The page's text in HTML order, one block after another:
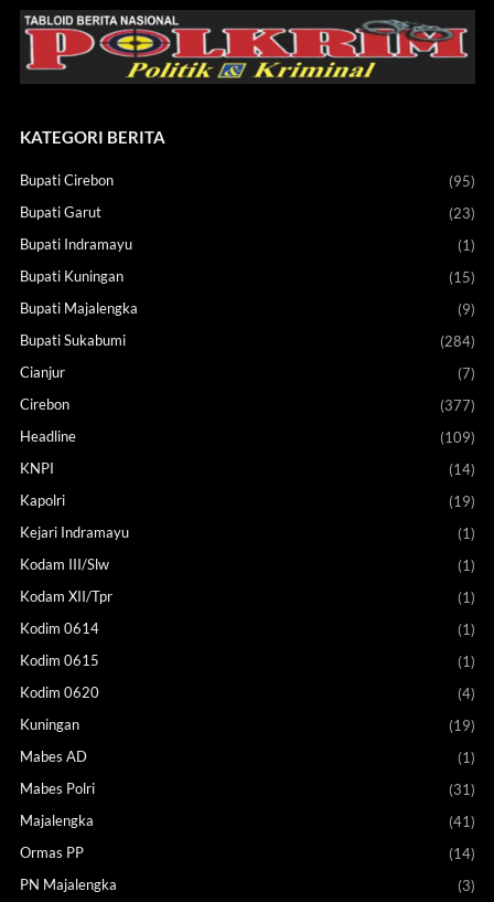
KATEGORI BERITA
Bupati Cirebon
(95)
Bupati Garut
(23)
Bupati Indramayu
(1)
Bupati Kuningan
(15)
Bupati Majalengka
(9)
Bupati Sukabumi
(284)
Cianjur
(7)
Cirebon
(377)
Headline
(109)
KNPI
(14)
Kapolri
(19)
Kejari Indramayu
(1)
Kodam III/Slw
(1)
Kodam XII/Tpr
(1)
Kodim 0614
(1)
Kodim 0615
(1)
Kodim 0620
(4)
Kuningan
(19)
Mabes AD
(1)
Mabes Polri
(31)
Majalengka
(41)
Ormas PP
(14)
PN Majalengka
(3)